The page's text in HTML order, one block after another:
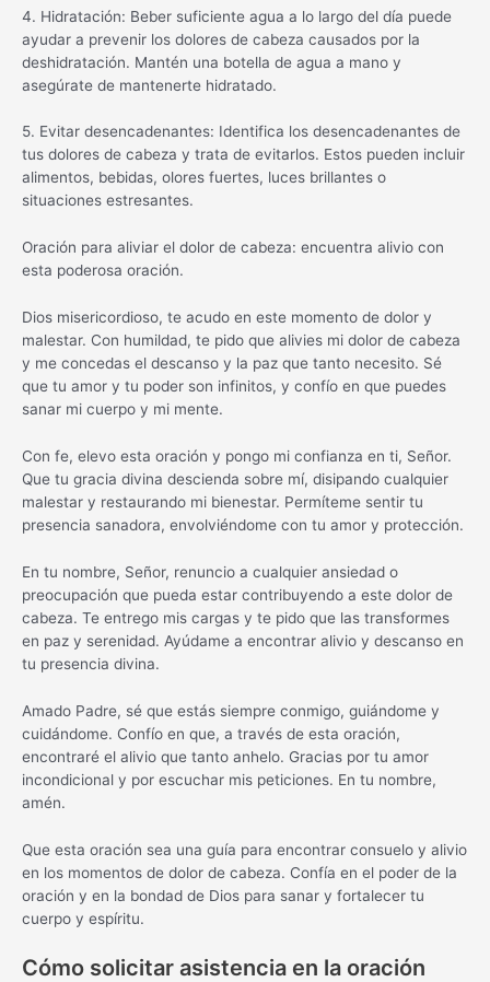
4. Hidratación: Beber suficiente agua a lo largo del día puede
ayudar a prevenir los dolores de cabeza causados por la
deshidratación. Mantén una botella de agua a mano y
asegúrate de mantenerte hidratado.
5. Evitar desencadenantes: Identifica los desencadenantes de
tus dolores de cabeza y trata de evitarlos. Estos pueden incluir
alimentos, bebidas, olores fuertes, luces brillantes o
situaciones estresantes.
Oración para aliviar el dolor de cabeza: encuentra alivio con
esta poderosa oración.
Dios misericordioso, te acudo en este momento de dolor y
malestar. Con humildad, te pido que alivies mi dolor de cabeza
y me concedas el descanso y la paz que tanto necesito. Sé
que tu amor y tu poder son infinitos, y confío en que puedes
sanar mi cuerpo y mi mente.
Con fe, elevo esta oración y pongo mi confianza en ti, Señor.
Que tu gracia divina descienda sobre mí, disipando cualquier
malestar y restaurando mi bienestar. Permíteme sentir tu
presencia sanadora, envolviéndome con tu amor y protección.
En tu nombre, Señor, renuncio a cualquier ansiedad o
preocupación que pueda estar contribuyendo a este dolor de
cabeza. Te entrego mis cargas y te pido que las transformes
en paz y serenidad. Ayúdame a encontrar alivio y descanso en
tu presencia divina.
Amado Padre, sé que estás siempre conmigo, guiándome y
cuidándome. Confío en que, a través de esta oración,
encontraré el alivio que tanto anhelo. Gracias por tu amor
incondicional y por escuchar mis peticiones. En tu nombre,
amén.
Que esta oración sea una guía para encontrar consuelo y alivio
en los momentos de dolor de cabeza. Confía en el poder de la
oración y en la bondad de Dios para sanar y fortalecer tu
cuerpo y espíritu.
Cómo solicitar asistencia en la oración